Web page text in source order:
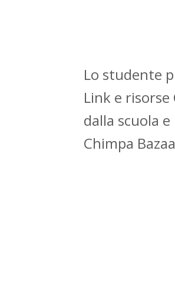
Lo studente
Link e
dalla scuola
Chimpa